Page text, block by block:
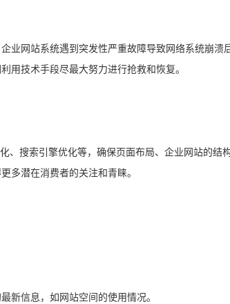
业网站系统遇到突发性严重故障导致网络系统崩溃
用技术手段尽最大努力进行抢救和恢复。
、搜索引擎优化等，确保页面布局、企业网站的结
多潜在消费者的关注和青睐。
新信息，如网站空间的使用情况。